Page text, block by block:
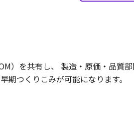
）を共有し、 製造・原価・品質
期つくりこみが可能になります。